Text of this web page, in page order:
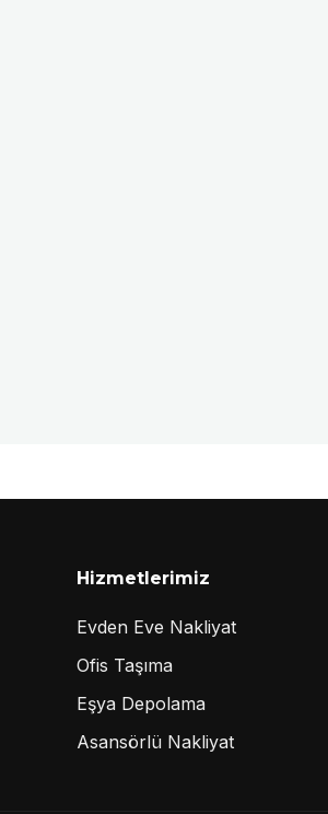
Hizmetlerimiz
Evden Eve Nakliyat
Ofis Taşıma
Eşya Depolama
Asansörlü Nakliyat